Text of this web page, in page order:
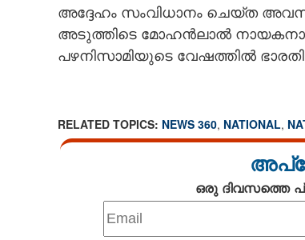
അദ്ദേഹം സംവിധാനം ചെയ്ത
അടുത്തിടെ മോഹൻലാൽ നായകനായ
പഴനിസാമിയുടെ വേഷത്തിൽ
RELATED TOPICS: NEWS 360, NATIONAL,
ഒരു ദിവസത്തെ